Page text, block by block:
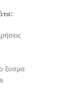
ξύσμα